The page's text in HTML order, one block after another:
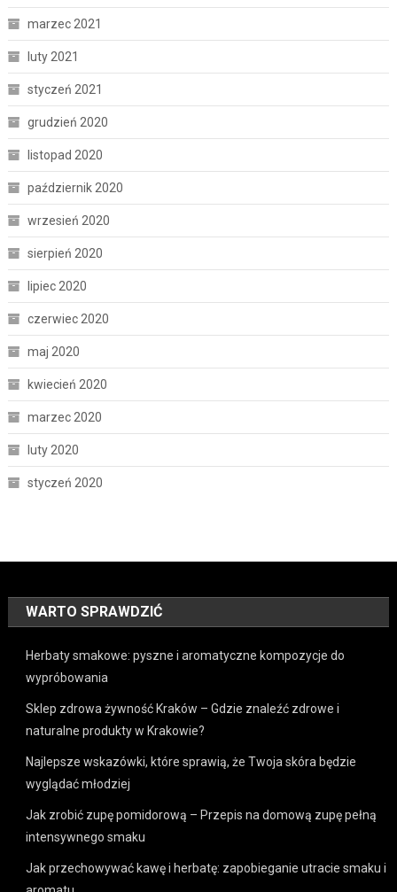
marzec 2021
luty 2021
styczeń 2021
grudzień 2020
listopad 2020
październik 2020
wrzesień 2020
sierpień 2020
lipiec 2020
czerwiec 2020
maj 2020
kwiecień 2020
marzec 2020
luty 2020
styczeń 2020
WARTO SPRAWDZIĆ
Herbaty smakowe: pyszne i aromatyczne kompozycje do
wypróbowania
Sklep zdrowa żywność Kraków – Gdzie znaleźć zdrowe i
naturalne produkty w Krakowie?
Najlepsze wskazówki, które sprawią, że Twoja skóra będzie
wyglądać młodziej
Jak zrobić zupę pomidorową – Przepis na domową zupę pełną
intensywnego smaku
Jak przechowywać kawę i herbatę: zapobieganie utracie smaku i